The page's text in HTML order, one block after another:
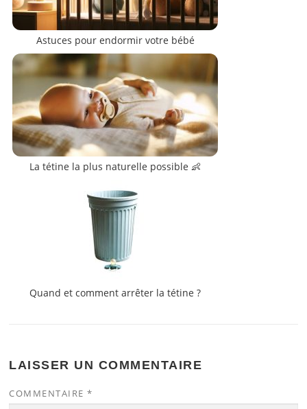
Astuces pour endormir votre bébé
La tétine la plus naturelle possible 👶
Quand et comment arrêter la tétine ?
LAISSER UN COMMENTAIRE
COMMENTAIRE*